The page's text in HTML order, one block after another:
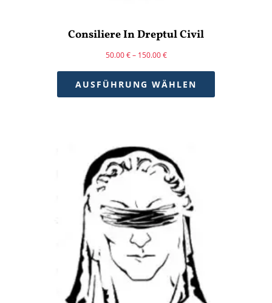
Consiliere In Dreptul Civil
50.00€ – 150.00€
AUSFÜHRUNG WÄHLEN